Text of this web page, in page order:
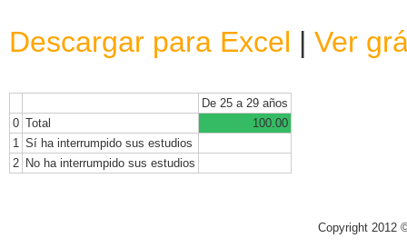
Descargar para Excel | Ver
De 25 a 29 años
0 Total
100.00
1 Sí ha interrumpido sus estudios
2 No ha interrumpido sus estudios
Copyright 2012